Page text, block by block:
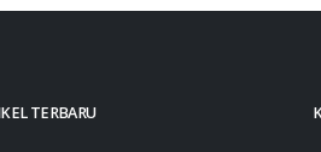
TERBARU